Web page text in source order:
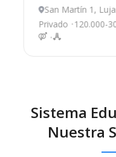
San Martín 1,
Privado
120.000-
Sistema
Nuestra